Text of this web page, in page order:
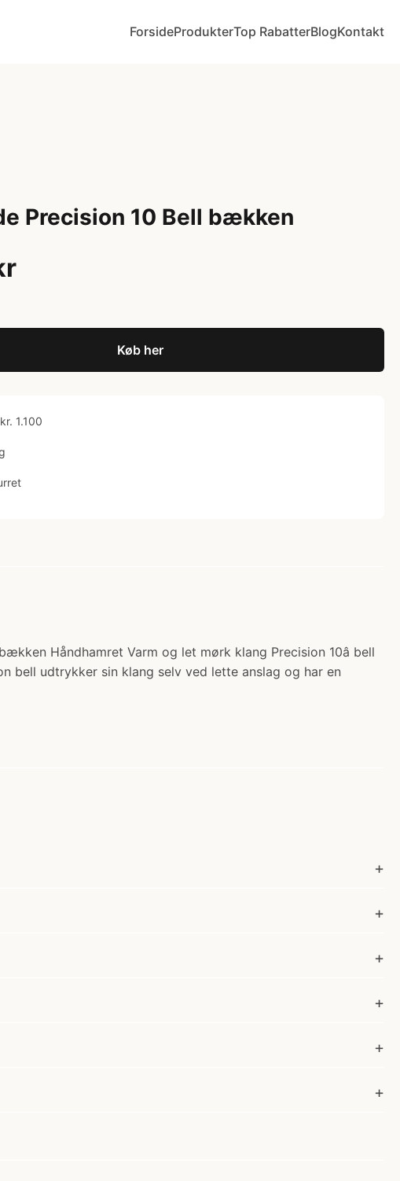
ForsideProdukterTop RabatterBlogKontakt
Precision 10 Bell bækken
Køb her
1.100
Håndhamret Varm og let mørk klang Precision 10â bell
bell udtrykker sin klang selv ved lette anslag og har en